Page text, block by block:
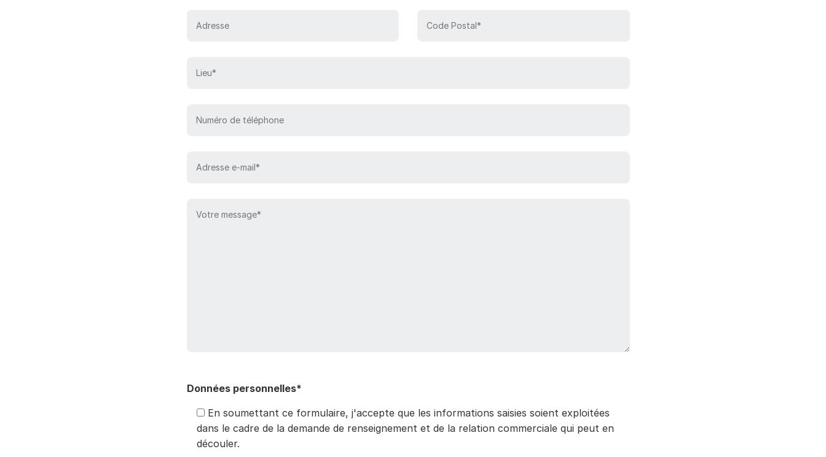
Données personnelles*
En soumettant ce formulaire, j'accepte que les informations saisies soient exploitées
dans le cadre de la demande de renseignement et de la relation commerciale qui peut en
découler.